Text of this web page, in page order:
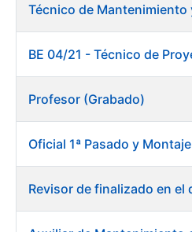
Profesor (Grabado)
Oficial 1ª Pasado y Montaje